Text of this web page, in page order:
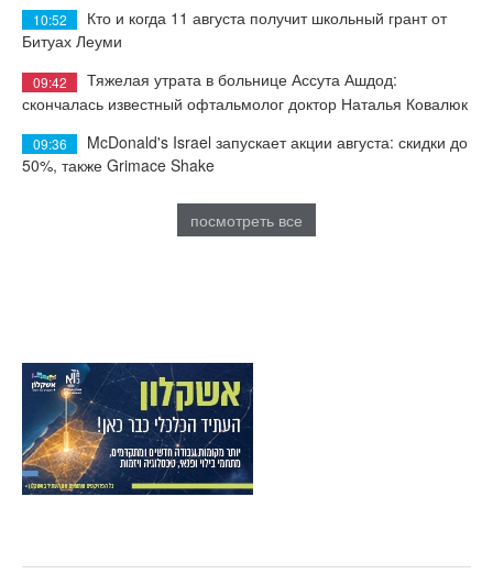
10:52
Кто и когда 11 августа получит школьный грант от
Битуах Леуми
09:42
Тяжелая утрата в больнице Ассута Ашдод:
скончалась известный офтальмолог доктор Наталья Ковалюк
09:36
McDonald's Israel запускает акции августа: скидки до
50%, также Grimace Shake
посмотреть все